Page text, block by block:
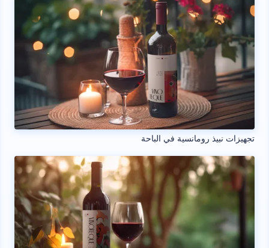
تجهيزات نبيذ رومانسية في الباحة